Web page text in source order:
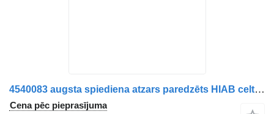
4540083 augsta spiediena atzars paredzēts HIAB celtnis-manipulators
Cena pēc pieprasījuma